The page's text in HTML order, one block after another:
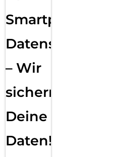
Smartphone
Datensicherung
– Wir
sichern
Deine
Daten!